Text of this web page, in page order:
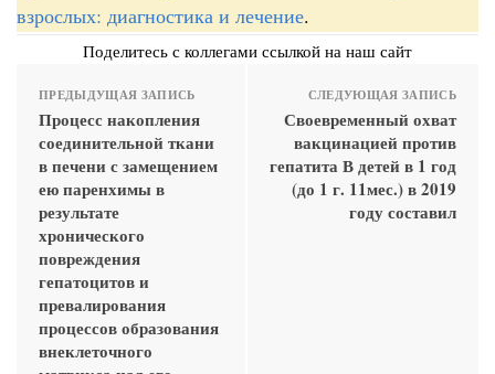
взрослых: диагностика и лечение.
Поделитесь с коллегами ссылкой на наш сайт
ПРЕДЫДУЩАЯ ЗАПИСЬ
Процесс накопления
соединительной ткани
в печени с замещением
ею паренхимы в
результате
хронического
повреждения
гепатоцитов и
превалирования
процессов образования
внеклеточного
СЛЕДУЮЩАЯ ЗАПИСЬ
Своевременный охват
вакцинацией против
гепатита В детей в 1 год
(до 1 г. 11мес.) в 2019
году составил